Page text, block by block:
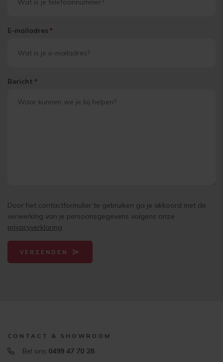
E-mailadres *
Bericht *
Door het contactformulier te gebruiken ga je akkoord met de
verwerking van je persoonsgegevens volgens onze
privacyverklaring
VERZENDEN
CONTACT & SHOWROOM
Bel ons 0499 47 70 28